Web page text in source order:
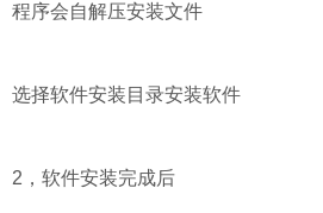
程序会自解压安装文件
选择软件安装目录安装软件
2，软件安装完成后